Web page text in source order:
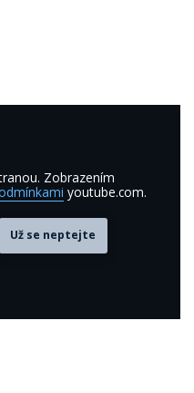
Zobrazením
youtube.com.
Už se neptejte